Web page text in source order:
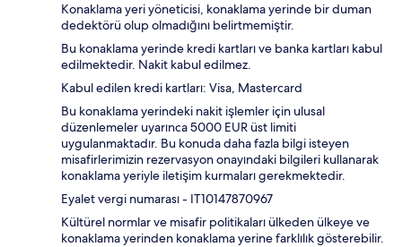
Konaklama yeri yöneticisi, konaklama yerinde bir duman
dedektörü olup olmadığını belirtmemiştir.
Bu konaklama yerinde kredi kartları ve banka kartları kabul
edilmektedir. Nakit kabul edilmez.
Kabul edilen kredi kartları: Visa, Mastercard
Bu konaklama yerindeki nakit işlemler için ulusal
düzenlemeler uyarınca 5000 EUR üst limiti
uygulanmaktadır. Bu konuda daha fazla bilgi isteyen
misafirlerimizin rezervasyon onayındaki bilgileri kullanarak
konaklama yeriyle iletişim kurmaları gerekmektedir.
Eyalet vergi numarası - IT10147870967
Kültürel normlar ve misafir politikaları ülkeden ülkeye ve
konaklama yerinden konaklama yerine farklılık gösterebilir.